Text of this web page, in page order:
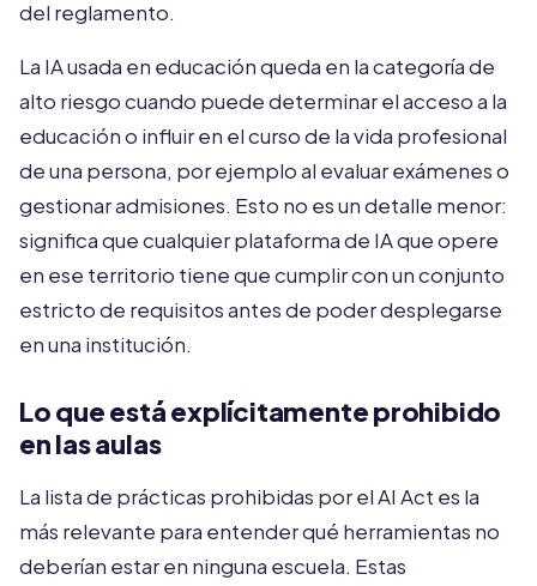
del reglamento.
La IA usada en educación queda en la categoría de
alto riesgo cuando puede determinar el acceso a la
educación o influir en el curso de la vida profesional
de una persona, por ejemplo al evaluar exámenes o
gestionar admisiones. Esto no es un detalle menor:
significa que cualquier plataforma de IA que opere
en ese territorio tiene que cumplir con un conjunto
estricto de requisitos antes de poder desplegarse
en una institución.
Lo que está explícitamente prohibido
en las aulas
La lista de prácticas prohibidas por el AI Act es la
más relevante para entender qué herramientas no
deberían estar en ninguna escuela. Estas